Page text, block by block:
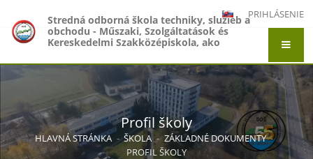
PRIHLÁSENIE
Stredná odborná škola techniky, služieb a
obchodu - Műszaki, Szolgáltatások és
Kereskedelmi Szakközépiskola, ako
Gimnázium, Gymnázium Jána Amosa
Komenského - Comenius Gimnázium a
Stredná odborná škola techniky, služieb a
obchodu - Műszaki, Szolgáltatások és
Kereskedelmi Szakközépiskola, Adyho 7,
Štúrovo
Profil školy
HLAVNÁ STRÁNKA - ŠKOLA - ZÁKLADNÉ DOKUMENTY -
PROFIL ŠKOLY